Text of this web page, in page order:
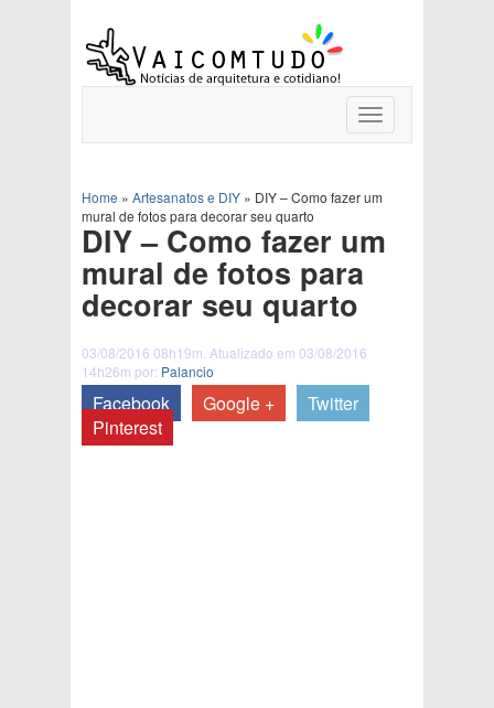
Toggle
navigation
Home » Artesanatos e DIY » DIY – Como fazer um
mural de fotos para decorar seu quarto
DIY – Como fazer um
mural de fotos para
decorar seu quarto
03/08/2016 08h19m. Atualizado em 03/08/2016
14h26m por: Palancio
Facebook Google +
Twitter
Pinterest